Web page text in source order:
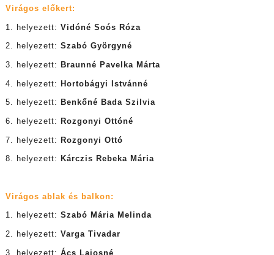
Virágos előkert:
1. helyezett: Vidóné Soós Róza
2. helyezett: Szabó Györgyné
3. helyezett: Braunné Pavelka Márta
4. helyezett: Hortobágyi Istvánné
5. helyezett: Benkőné Bada Szilvia
6. helyezett: Rozgonyi Ottóné
7. helyezett: Rozgonyi Ottó
8. helyezett: Kárczis Rebeka Mária
Virágos ablak és balkon:
1. helyezett: Szabó Mária Melinda
2. helyezett: Varga Tivadar
3. helyezett: Ács Lajosné